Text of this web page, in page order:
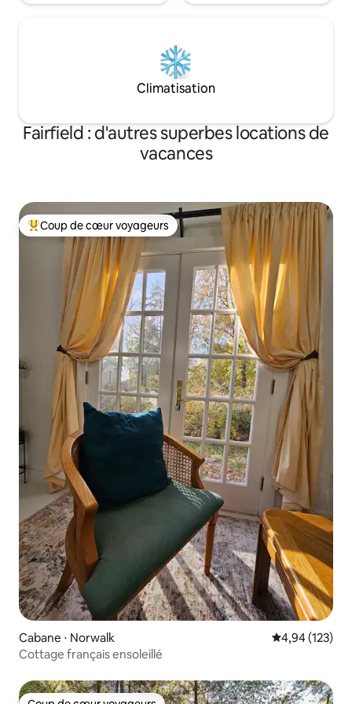
Climatisation
Fairfield : d'autres superbes locations de
vacances
Coups de cœur voyageurs les plus appréciés
Coup de cœur voyageurs
Cabane ⋅ Norwalk Évaluation
4,94 (123)
Cottage français ensoleillé